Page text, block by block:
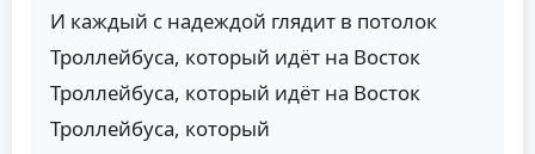
И каждый с надеждой глядит в потолок
Троллейбуса, который идёт на Восток
Троллейбуса, который идёт на Восток
Троллейбуса, который